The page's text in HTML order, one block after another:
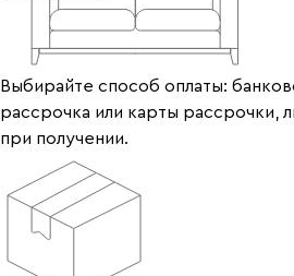
Выбирайте способ оплаты:
рассрочка или карты рассрочки,
при получении.